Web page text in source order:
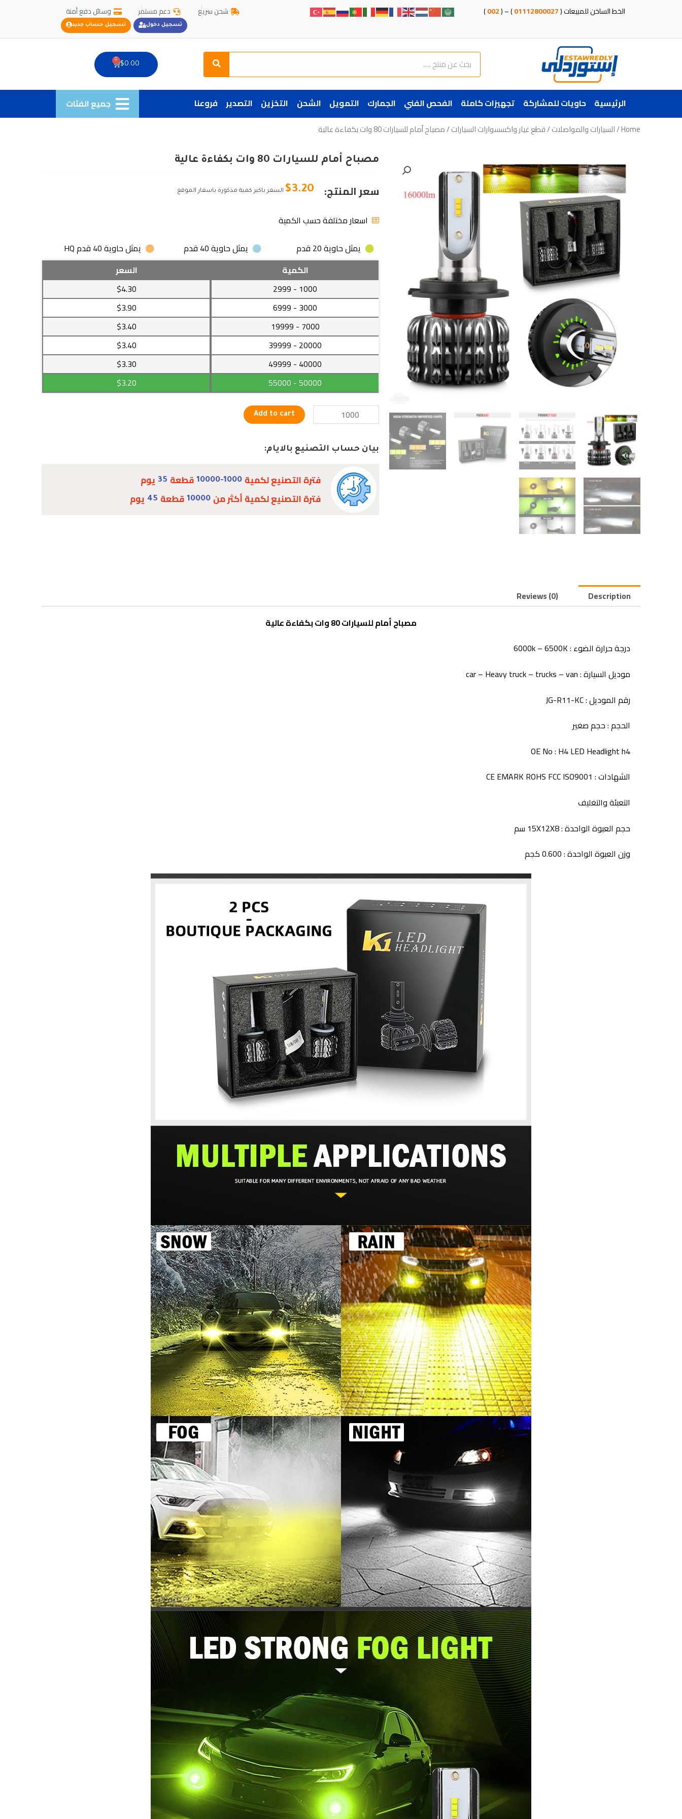
الخط الساخن للمبيعات (01112800027
) – (
002
) شحن سريع دعم مستمر وسائل دفع أمنة
تسجيل دخول تسجيل حساب جديد
Search
Search
$0.00
0
Cart
الرئيسية حاويات للمشاركة تجهيزات كاملة الفحص الفني الجمارك التمويل الشحن التخزين التصدير فروعنا جميع الفئات
Home
/السيارات والمواصلات/قطع غيار واكسسوارات السيارات/ مصباح أمام للسيارات 80 وات بكفاءة عالية
مصباح أمام للسيارات 80 وات بكفاءة عالية
سعر المنتج: $3.20 السعر باكبر كمية مذكورة باسعار الموقع
اسعار مختلفة حسب الكمية
يمثل حاوية 20 قدم
يمثل حاوية 40 قدم
يمثل حاوية 40 قدم HQ
الكمية
السعر
1000
- 2999
$4.30
3000
- 6999
$3.90
7000
- 19999
$3.40
20000
- 39999
$3.40
40000
- 49999
$3.30
50000
- 55000
$3.20
مصباح
أمام
80
وات
عالية
quantity
Add to cart
بيان حساب التصنيع بالايام:
فترة التصنيع لكمية 10000-1000 قطعة 35 يوم
فترة التصنيع لكمية أكثر من 10000 قطعة 45 يوم
Description
Reviews (0)
مصباح أمام للسيارات 80 وات بكفاءة عالية
درجة حرارة الضوء :6000k – 6500K
موديل السيارة : car – Heavy truck – trucks – van
رقم الموديل :JG-R11-KC
الحجم : حجم صغير
OE No : H4 LED Headlight h4
الشهادات : CE EMARK ROHS FCC ISO9001
التعبئة والتغليف
حجم العبوة الواحدة : 15X12X8 سم
وزن العبوة الواحدة : 0.600 كجم